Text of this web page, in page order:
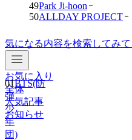
49Park Ji-hoon
50ALLDAY PROJECT
気になる内容を検索してみ
お気に入り
全体
人気記事
お知らせ
01BTS(防
弾
少
年
団)